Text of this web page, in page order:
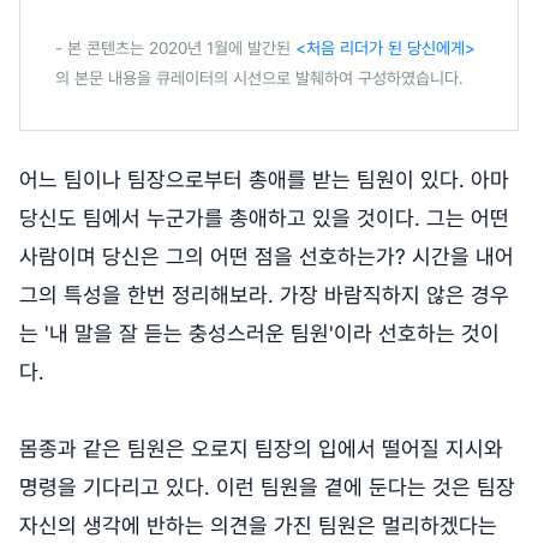
- 본 콘텐츠는 2020년 1월에 발간된 <처음 리더가 된 당신에게>
의 본문 내용을 큐레이터의 시선으로 발췌하여 구성하였습니다.
어느 팀이나 팀장으로부터 총애를 받는 팀원이 있다. 아마
당신도 팀에서 누군가를 총애하고 있을 것이다. 그는 어떤
사람이며 당신은 그의 어떤 점을 선호하는가? 시간을 내어
그의 특성을 한번 정리해보라. 가장 바람직하지 않은 경우
는 '내 말을 잘 듣는 충성스러운 팀원'이라 선호하는 것이
다.
몸종과 같은 팀원은 오로지 팀장의 입에서 떨어질 지시와
명령을 기다리고 있다. 이런 팀원을 곁에 둔다는 것은 팀장
자신의 생각에 반하는 의견을 가진 팀원은 멀리하겠다는